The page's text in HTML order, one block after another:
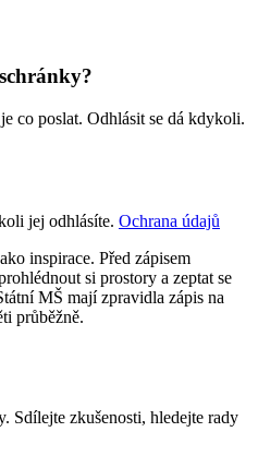
co poslat. Odhlásit se dá kdykoli.
jej odhlásíte. Ochrana údajů
inspirace. Před zápisem
si prostory a zeptat se
MŠ mají zpravidla zápis na
průběžně.
Sdílejte zkušenosti, hledejte rady